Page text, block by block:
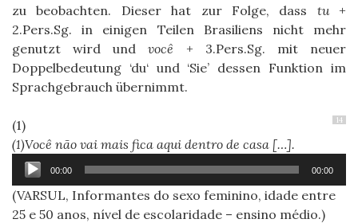
zu beobachten. Dieser hat zur Folge, dass tu +
2.Pers.Sg.
in einigen Teilen Brasiliens nicht mehr
genutzt wird undvocê + 3.Pers.Sg. mit neuer
Doppelbedeutung ‘du‘ und ‘Sie’ dessen Funktion im
Sprachgebrauch übernimmt.
14
(1)Você não vai mais fica aqui dentro de casa […].
Audio-
Player
00:00 00:00
(VARSUL, Informantes do sexo feminino, idade entre
25 e 50 anos, nível de escolaridade – ensino médio.)